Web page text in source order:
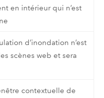
en intérieur qui n’est
d’inondation n’est
scènes web et sera
contextuelle de